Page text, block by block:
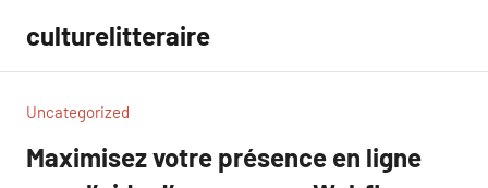
contenu
culturelitteraire
Uncategorized
Maximisez votre présence en ligne